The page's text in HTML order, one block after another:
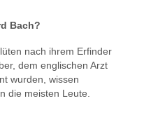
Bach?
nach ihrem Erfinder
dem englischen Arzt
wurden, wissen
die meisten Leute.